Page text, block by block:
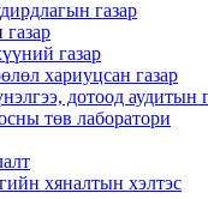
газар
газар
хариуцсан газар
дотоод аудитын
төв лаборатори
хяналтын хэлтэс